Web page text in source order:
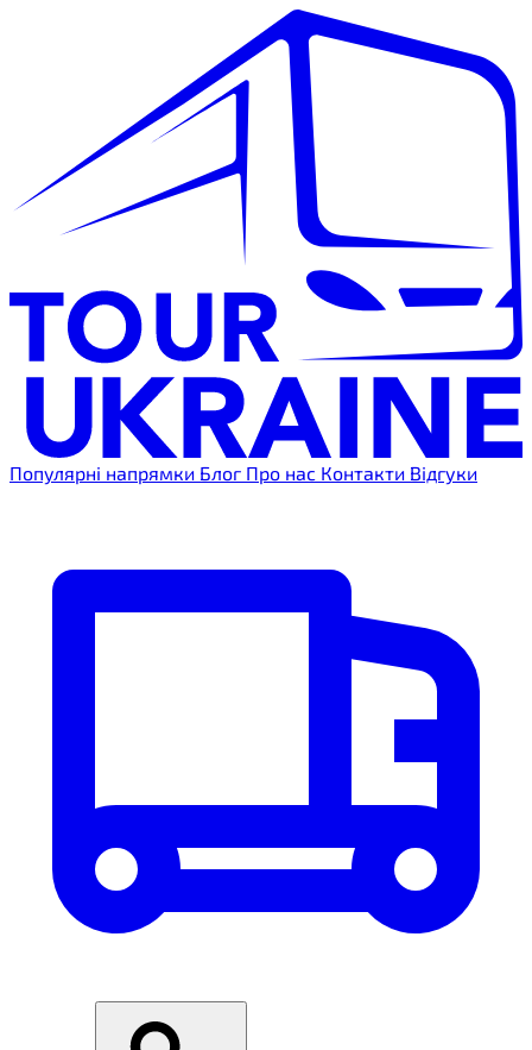
Популярні напрямки Блог Про нас Контакти Відгуки